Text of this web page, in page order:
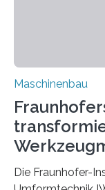
Maschinenbau
Die Fraunhofer-